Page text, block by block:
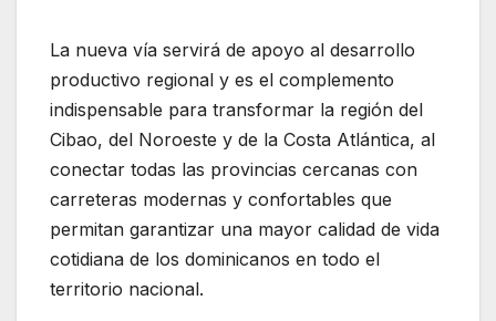
La nueva vía servirá de apoyo al desarrollo
productivo regional y es el complemento
indispensable para transformar la región del
Cibao, del Noroeste y de la Costa Atlántica, al
conectar todas las provincias cercanas con
carreteras modernas y confortables que
permitan garantizar una mayor calidad de vida
cotidiana de los dominicanos en todo el
territorio nacional.